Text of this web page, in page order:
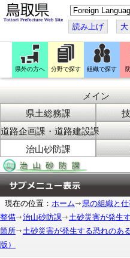
こ
の
ペ
ー
ジ
翻
訳
す
読み上げ 大
県外の方へ 分野で探す 組織で探す
メイン
県土総務課
道路企画課・道路建設課
治山砂防課
現在の位置： ホーム 県の組織と
整備
治山砂防課
土砂災害が発生
箇所
土砂災害が発生する恐れのあ
版）